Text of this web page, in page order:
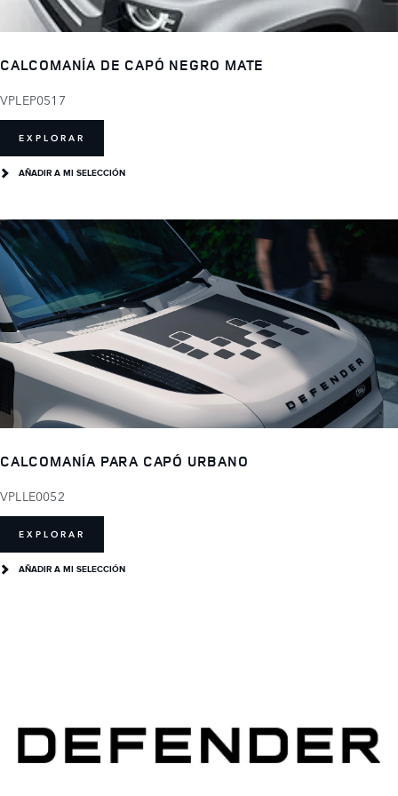
CALCOMANÍA DE CAPÓ NEGRO MATE
VPLEP0517
EXPLORAR
AÑADIR A MI SELECCIÓN
CALCOMANÍA PARA CAPÓ URBANO
VPLLE0052
EXPLORAR
AÑADIR A MI SELECCIÓN